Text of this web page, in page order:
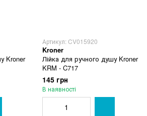
Kroner
Артикул: CV015920
Kroner
Лійка для ручного душу Kroner
KRM - C717
145 грн
В наявності